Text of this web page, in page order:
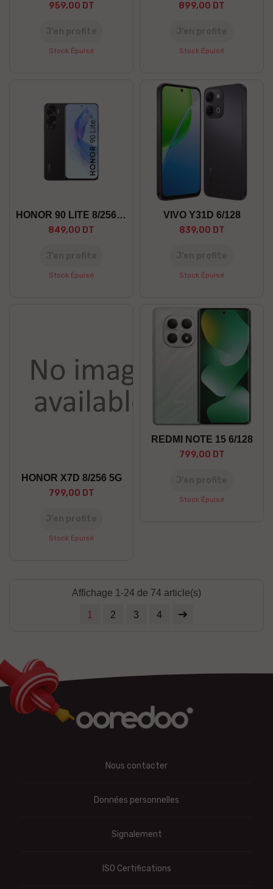
959,00 DT
Stock Épuisé
899,00 DT
Stock Épuisé
HONOR 90 LITE 8/256 5G
849,00 DT
Stock Épuisé
VIVO Y31D 6/128
839,00 DT
Stock Épuisé
HONOR X7D 8/256 5G
799,00 DT
Stock Épuisé
REDMI NOTE 15 6/128
799,00 DT
Stock Épuisé
Affichage 1-24 de 74 article(s)
1 2 3 4
Nous contacter
Données personnelles
Signalement
ISO Certifications